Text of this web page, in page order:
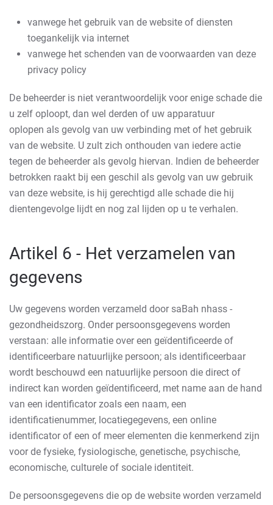
vanwege het gebruik van de website of diensten
toegankelijk via internet
vanwege het schenden van de voorwaarden van deze
privacy policy
De beheerder is niet verantwoordelijk voor enige schade die
u zelf oploopt, dan wel derden of uw apparatuur
oplopen als gevolg van uw verbinding met of het gebruik
van de website. U zult zich onthouden van iedere actie
tegen de beheerder als gevolg hiervan. Indien de beheerder
betrokken raakt bij een geschil als gevolg van uw gebruik
van deze website, is hij gerechtigd alle schade die hij
dientengevolge lijdt en nog zal lijden op u te verhalen.
Artikel 6 - Het verzamelen van
gegevens
Uw gegevens worden verzameld door saBah nhass -
gezondheidszorg. Onder persoonsgegevens worden
verstaan: alle informatie over een geïdentificeerde of
identificeerbare natuurlijke persoon; als identificeerbaar
wordt beschouwd een natuurlijke persoon die direct of
indirect kan worden geïdentificeerd, met name aan de hand
van een identificator zoals een naam, een
identificatienummer, locatiegegevens, een online
identificator of een of meer elementen die kenmerkend zijn
voor de fysieke, fysiologische, genetische, psychische,
economische, culturele of sociale identiteit.
De persoonsgegevens die op de website worden verzameld